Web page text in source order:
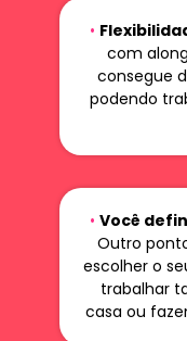
•
com
consegue
podendo
• Você
Outro
escolher o
trabalhar
casa ou